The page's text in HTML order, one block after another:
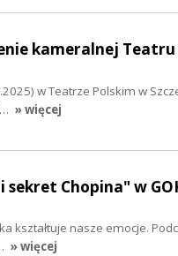
kameralnej Teatru
w Teatrze Polskim w
» więcej
sekret Chopina" w
kształtuje nasze emocje.
» więcej